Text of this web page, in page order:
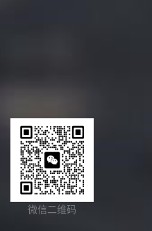
微信二维码